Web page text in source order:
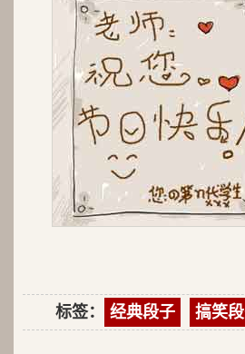
标签： 经典段子 搞笑